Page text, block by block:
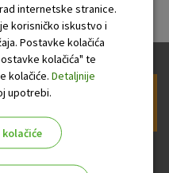
internetske stranice.
korisničko iskustvo i
Postavke kolačića
kolačića" te
kolačiće. Detaljnije
upotrebi.